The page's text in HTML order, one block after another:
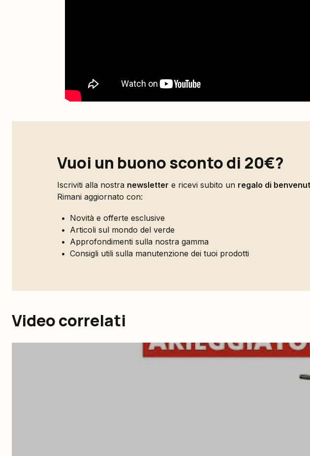
Vuoi un buono sconto di 20€?
Iscriviti alla nostra newsletter e ricevi subito un regalo di
Rimani aggiornato con:
Novità e offerte esclusive
Articoli sul mondo del verde
Approfondimenti sulla nostra gamma
Consigli utili sulla manutenzione dei tuoi prodotti
Video correlati